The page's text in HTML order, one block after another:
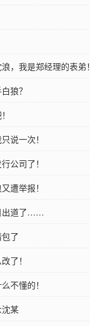
，我是郑经理的表弟！
狼？
说一次！
公司了！
遭举报！
出道了……
了
了！
不懂的！
某